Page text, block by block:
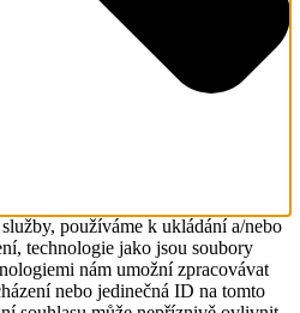
používáme k ukládání a/nebo
technologie jako jsou soubory
nám umožní zpracovávat
nebo jedinečná ID na tomto